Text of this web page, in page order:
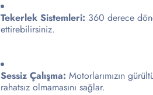
Tekerlek Sistemleri: 360 derece
ettirebilirsiniz.
Sessiz Çalışma: Motorlarımızın
rahatsız olmamasını sağlar.